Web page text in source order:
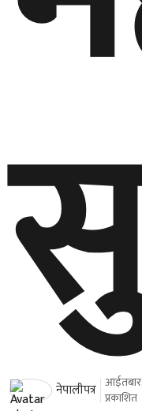
नेपालीपत्र प्रकाशित